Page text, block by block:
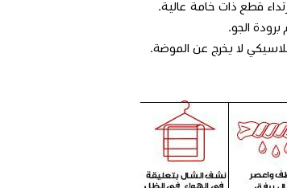
قطع ذات خامة عالية.
الجو.
لا يخرج عن الموضة.